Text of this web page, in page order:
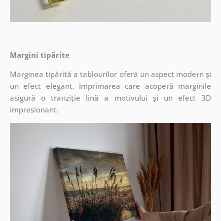
Margini tipărite
Marginea tipărită a tablourilor oferă un aspect modern și
un efect elegant. Imprimarea care acoperă marginile
asigură o tranziție lină a motivului și un efect 3D
impresionant.